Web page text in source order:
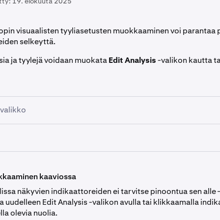
visuaalisten tyyliasetusten muokkaaminen voi parantaa
selkeyttä.
ja tyylejä voidaan muokataEdit Analysis-valikon kautta
nimen vasemmalla puolella olevaa nuolta avataksesi
kyseisen indikaattorin mukautettavat elementit, ja kun
ne päivittyvät automaattisesti kaavioosi.
klikkaaminen avaa mukautusasetukset Chart-moduulin
voit muokata yksittäisen indikaattorin värejä ja syötteitä.
kaaviossa
näkyvien indikaattoreiden ei tarvitse pinoontua sen alle
uudelleen Edit Analysis -valikon avulla tai klikkaamalla
olevia nuolia.